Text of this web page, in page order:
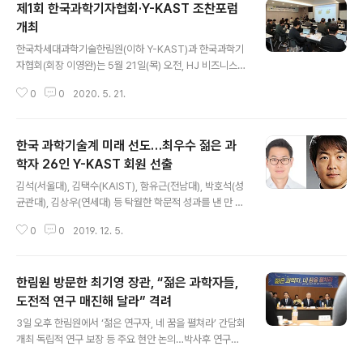
합의 장을 마련함으로써 연구활동의 시너지 효과를 얻기
위해 마련됐다. 행사에는 한민구 원장, 이명철 이사장, 이공
주 대통령 비서실 과학기술보좌관, 정진호 총괄부원장, 윤
정한 차세대부장, 이필호 차세대회원심사위원장 등이 참석
하였으며, 2020년 신입 차세대회원과 동반가족, 올해 2월
3년의 임기가 만료되는 차세대회원 등 Y-KAST 소속의
제1회 한국과학기자협회·Y-KAST 조찬포럼
개최
한국차세대과학기술한림원(이하 Y-KAST)과 한국과학기
자협회(회장 이영완)는 5월 21일(목) 오전, HJ 비즈니스센
포럼’을 개최했다. 양 기관은 향후 조찬포럼을 정기적으로
교류와 논의의 장을 마련한다. 이번 행사에는 한민구 한림
원 원장과 윤정한 차세대부장이 한림원을 대표해 자리에
함께했으며, 정우성 POSTECH 교수, 박홍규 고려대 교
수, 이현주 KAIST 교수, 남기태 서울대 교수, 김진성 연세
대 교수, 이정은 서울대 교수, 김상현 연세대 교수, 김범경
연세대 교수, 김수영 고려대 교수, 강용묵 교려대 교수, 오
0 0 2020. 5. 21.
한국 과학기술계 미래 선도…최우수 젊은 과
학자 26인 Y-KAST 회원 선출
김석(서울대), 김택수(KAIST), 함유근(전남대), 박호석(성
균관대), 김상우(연세대) 등 탁월한 학문적 성과를 낸 만 4
과학기술한림원(원장 한민구·이하 한림원)은 한국 과학기
emy of Science and Technology, Y-KAST) 신입회
원으로 선출했다. 신입 차세대회원으로는 △정책학부 임재
현 서울대학교 교수 등 2명, △이학부 김재경 KAIST 교수
등 5명, △공학부 이광호 고려대학교 교수 등 12명, △의
약학부 김상우 연세대학교 교수 등 7명으로 각 분야에서
0 0 2019. 12. 5.
한림원 방문한 최기영 장관, “젊은 과학자들,
도전적 연구 매진해 달라” 격려
3일 오후 한림원에서 ‘젊은 연구자, 네 꿈을 펼쳐라’ 간담회
개최 독립적 연구 보장 등 주요 현안 논의…박사후 연구원